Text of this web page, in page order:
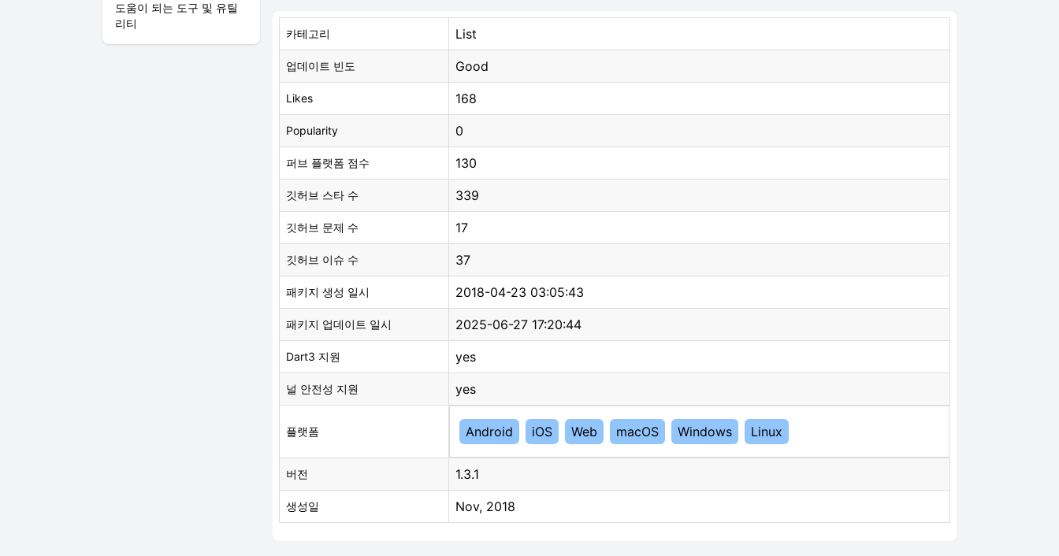
도움이 되는 도구 및 유틸
리티
카테고리 List
업데이트 빈도 Good
Likes 168
Popularity 0
퍼브 플랫폼 점수 130
깃허브 스타 수 339
깃허브 문제 수 17
깃허브 이슈 수 37
패키지 생성 일시 2018-04-23 03:05:43
패키지 업데이트 일시 2025-06-27 17:20:44
Dart3 지원 yes
널 안전성 지원 yes
플랫폼 Android iOS Web macOS Windows Linux
버전 1.3.1
생성일 Nov, 2018